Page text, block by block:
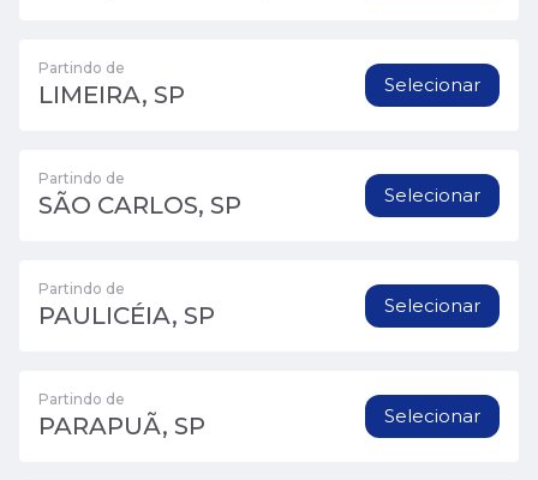
Partindo de
LIMEIRA, SP Selecionar
Partindo de
SÃO CARLOS, SP Selecionar
Partindo de
PAULICÉIA, SP Selecionar
Partindo de
PARAPUÃ, SP Selecionar